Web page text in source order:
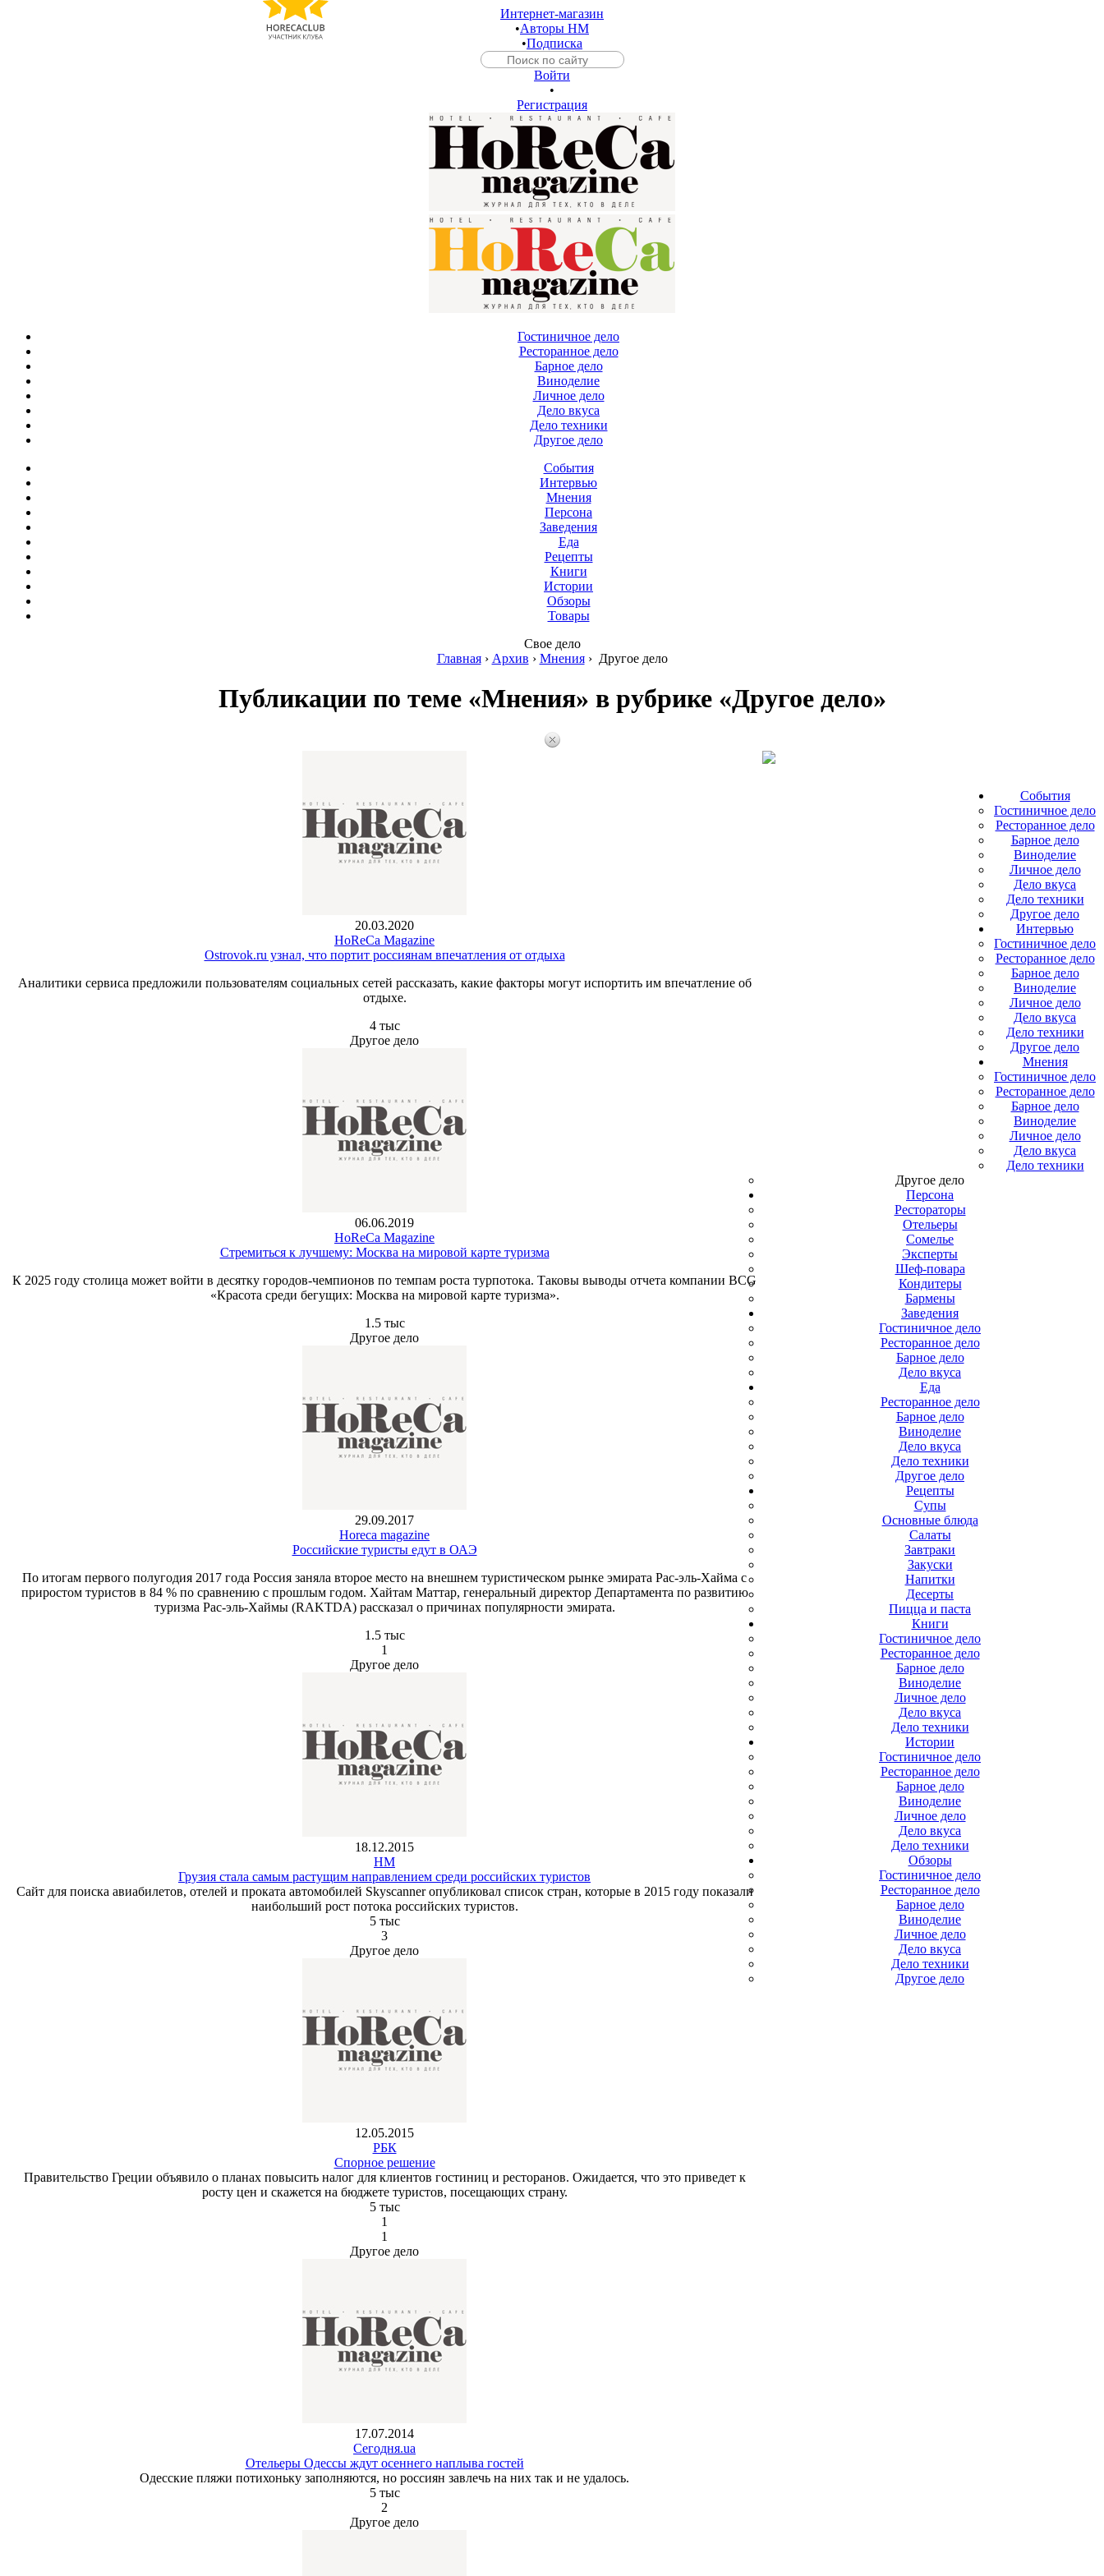
Интернет-магазин
•Авторы HM
•Подписка
Войти
•
Регистрация
Гостиничное дело
Ресторанное дело
Барное дело
Виноделие
Личное дело
Дело вкуса
Дело техники
Другое дело
События
Интервью
Мнения
Персона
Заведения
Еда
Рецепты
Книги
Истории
Обзоры
Товары
Свое дело
Главная› Архив › Мнения› Другое дело
Публикации по теме «Мнения» в рубрике «Другое дело»
20.03.2020
HoReCa Magazine
Ostrovok.ru узнал, что портит россиянам впечатления от отдыха
Аналитики сервиса предложили пользователям социальных сетей рассказать, какие факторы могут испортить им впечатление об
отдыхе.
4 тыс
Другое дело
06.06.2019
HoReCa Magazine
Стремиться к лучшему: Москва на мировой карте туризма
К 2025 году столица может войти в десятку городов-чемпионов по темпам роста турпотока. Таковы выводы отчета компании BCG
«Красота среди бегущих: Москва на мировой карте туризма».
1.5 тыс
Другое дело
29.09.2017
Horeca magazine
Российские туристы едут в ОАЭ
По итогам первого полугодия 2017 года Россия заняла второе место на внешнем туристическом рынке эмирата Рас-эль-Хайма с
приростом туристов в 84 % по сравнению с прошлым годом. Хайтам Маттар, генеральный директор Департамента по развитию
туризма Рас-эль-Хаймы (RAKTDA) рассказал о причинах популярности эмирата.
1.5 тыс
1
Другое дело
18.12.2015
HM
Грузия стала самым растущим направлением среди российских туристов
Сайт для поиска авиабилетов, отелей и проката автомобилей Skyscanner опубликовал список стран, которые в 2015 году показали
наибольший рост потока российских туристов.
5 тыс
3
Другое дело
12.05.2015
РБК
Спорное решение
Правительство Греции объявило о планах повысить налог для клиентов гостиниц и ресторанов. Ожидается, что это приведет к
росту цен и скажется на бюджете туристов, посещающих страну.
5 тыс
1
1
Другое дело
17.07.2014
Сегодня.ua
Отельеры Одессы ждут осеннего наплыва гостей
Одесские пляжи потихоньку заполняются, но россиян завлечь на них так и не удалось.
5 тыс
2
Другое дело
События
Гостиничное дело
Ресторанное дело
Барное дело
Виноделие
Личное дело
Дело вкуса
Дело техники
Другое дело
Интервью
Гостиничное дело
Ресторанное дело
Барное дело
Виноделие
Личное дело
Дело вкуса
Дело техники
Другое дело
Мнения
Гостиничное дело
Ресторанное дело
Барное дело
Виноделие
Личное дело
Дело вкуса
Дело техники
Другое дело
Персона
Рестораторы
Отельеры
Сомелье
Эксперты
Шеф-повара
Кондитеры
Бармены
Заведения
Гостиничное дело
Ресторанное дело
Барное дело
Дело вкуса
Еда
Ресторанное дело
Барное дело
Виноделие
Дело вкуса
Дело техники
Другое дело
Рецепты
Супы
Основные блюда
Салаты
Завтраки
Закуски
Напитки
Десерты
Пицца и паста
Книги
Гостиничное дело
Ресторанное дело
Барное дело
Виноделие
Личное дело
Дело вкуса
Дело техники
Истории
Гостиничное дело
Ресторанное дело
Барное дело
Виноделие
Личное дело
Дело вкуса
Дело техники
Обзоры
Гостиничное дело
Ресторанное дело
Барное дело
Виноделие
Личное дело
Дело вкуса
Дело техники
Другое дело